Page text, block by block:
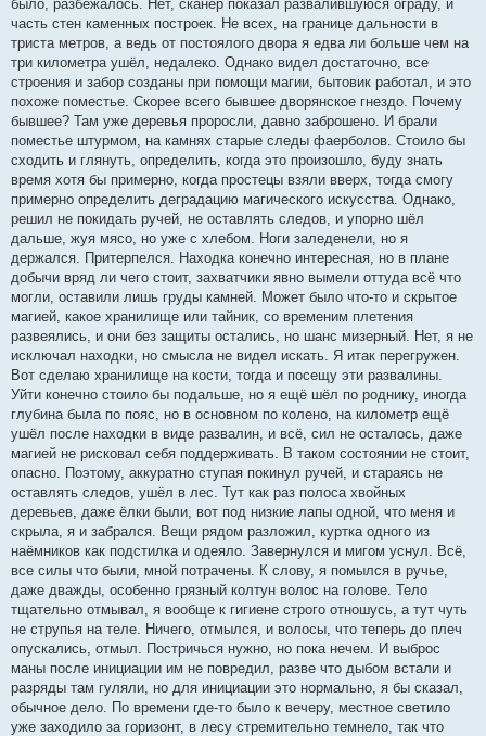
было, разбежалось. Нет, сканер показал развалившуюся ограду, и
часть стен каменных построек. Не всех, на границе дальности в
триста метров, а ведь от постоялого двора я едва ли больше чем на
три километра ушёл, недалеко. Однако видел достаточно, все
строения и забор созданы при помощи магии, бытовик работал, и это
похоже поместье. Скорее всего бывшее дворянское гнездо. Почему
бывшее? Там уже деревья проросли, давно заброшено. И брали
поместье штурмом, на камнях старые следы фаерболов. Стоило бы
сходить и глянуть, определить, когда это произошло, буду знать
время хотя бы примерно, когда простецы взяли вверх, тогда смогу
примерно определить деградацию магического искусства. Однако,
решил не покидать ручей, не оставлять следов, и упорно шёл
дальше, жуя мясо, но уже с хлебом. Ноги заледенели, но я
держался. Притерпелся. Находка конечно интересная, но в плане
добычи вряд ли чего стоит, захватчики явно вымели оттуда всё что
могли, оставили лишь груды камней. Может было что-то и скрытое
магией, какое хранилище или тайник, со временим плетения
развеялись, и они без защиты остались, но шанс мизерный. Нет, я не
исключал находки, но смысла не видел искать. Я итак перегружен.
Вот сделаю хранилище на кости, тогда и посещу эти развалины.
Уйти конечно стоило бы подальше, но я ещё шёл по роднику, иногда
глубина была по пояс, но в основном по колено, на километр ещё
ушёл после находки в виде развалин, и всё, сил не осталось, даже
магией не рисковал себя поддерживать. В таком состоянии не стоит,
опасно. Поэтому, аккуратно ступая покинул ручей, и стараясь не
оставлять следов, ушёл в лес. Тут как раз полоса хвойных
деревьев, даже ёлки были, вот под низкие лапы одной, что меня и
скрыла, я и забрался. Вещи рядом разложил, куртка одного из
наёмников как подстилка и одеяло. Завернулся и мигом уснул. Всё,
все силы что были, мной потрачены. К слову, я помылся в ручье,
даже дважды, особенно грязный колтун волос на голове. Тело
тщательно отмывал, я вообще к гигиене строго отношусь, а тут чуть
не струпья на теле. Ничего, отмылся, и волосы, что теперь до плеч
опускались, отмыл. Постричься нужно, но пока нечем. И выброс
маны после инициации им не повредил, разве что дыбом встали и
разряды там гуляли, но для инициации это нормально, я бы сказал,
обычное дело. По времени где-то было к вечеру, местное светило
уже заходило за горизонт, в лесу стремительно темнело, так что